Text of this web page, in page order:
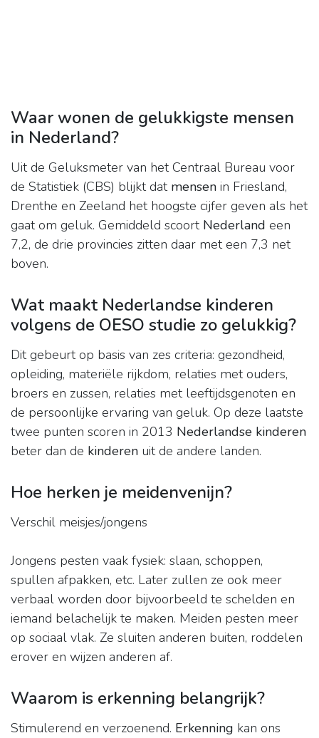
Waar wonen de gelukkigste mensen
in Nederland?
Uit de Geluksmeter van het Centraal Bureau voor
de Statistiek (CBS) blijkt dat mensen in Friesland,
Drenthe en Zeeland het hoogste cijfer geven als het
gaat om geluk. Gemiddeld scoort Nederland een
7,2, de drie provincies zitten daar met een 7,3 net
boven.
Wat maakt Nederlandse kinderen
volgens de OESO studie zo gelukkig?
Dit gebeurt op basis van zes criteria: gezondheid,
opleiding, materiële rijkdom, relaties met ouders,
broers en zussen, relaties met leeftijdsgenoten en
de persoonlijke ervaring van geluk. Op deze laatste
twee punten scoren in 2013 Nederlandse kinderen
beter dan de kinderen uit de andere landen.
Hoe herken je meidenvenijn?
Verschil meisjes/jongens
Jongens pesten vaak fysiek: slaan, schoppen,
spullen afpakken, etc. Later zullen ze ook meer
verbaal worden door bijvoorbeeld te schelden en
iemand belachelijk te maken. Meiden pesten meer
op sociaal vlak. Ze sluiten anderen buiten, roddelen
erover en wijzen anderen af.
Waarom is erkenning belangrijk?
Stimulerend en verzoenend. Erkenning kan ons